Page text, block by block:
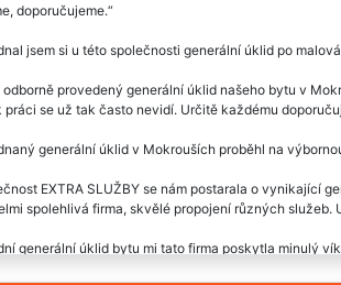
doporučujeme.
jsem si u této společnosti generální úklid po
odborně provedený generální úklid našeho bytu v
práci se už tak často nevidí. Určitě každému
generální úklid v Mokrouších proběhl na
EXTRA SLUŽBY se nám postarala o vynikající
spolehlivá firma, skvělé propojení různých
generální úklid bytu mi tato firma poskytla minulý